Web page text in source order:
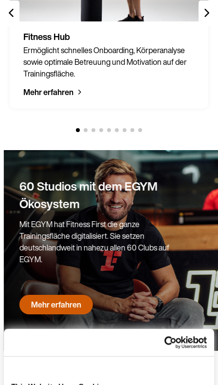
Fitness Hub
Ermöglicht schnelles Onboarding, Körperanalyse
sowie optimale Betreuung und Motivation auf der
Trainingsfläche.
Mehr erfahren
60 Studios mit dem EGYM
Ökosystem
Mit EGYM hat Fitness First die ganze
Trainingsfläche digitalisiert. Sie setzen
deutschlandweit in nahezu allen 60 Clubs auf
EGYM.
Mehr erfahren
Bist du bereit, dein Studio zu